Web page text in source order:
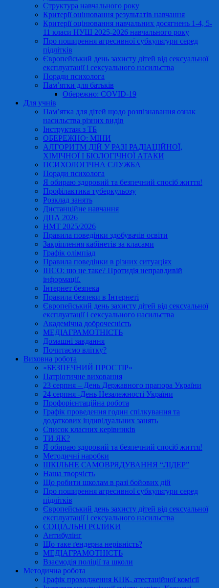
Структура навчального року
Критерії оцінювання результатів навчання
Критерії оцінювання навчальних досягнень 1-4, 5-
11 класи НУШ 2025-2026 навчального року
Про поширення агресивної субкультури серед
підлітків
Європейський день захисту дітей від сексуальної
експлуатації і сексуального насильства
Поради психолога
Пам’ятки для батьків
Обережно: COVID-19
Для учнів
Пам’ятка для дітей щодо розпізнавання ознак
насильства різних видів
Інструктаж з ТБ
ОБЕРЕЖНО: МІНИ
АЛГОРИТМ ДІЙ У РАЗІ РАДІАЦІЙНОЇ,
ХІМІЧНОЇ І БІОЛОГІЧНОЇ АТАКИ
ПСИХОЛОГІЧНА СЛУЖБА
Поради психолога
Я обираю здоровий та безпечний спосіб життя!
Профілактика туберкульозу
Розклад занять
Дистанційне навчання
ДПА 2026
НМТ 2025/2026
Правила поведінки здобувачів освіти
Закріплення кабінетів за класами
Графік олімпіад
Правила поведінки в різних ситуаціях
ІПСО: що це таке? Протидія неправдивій
інформації.
Інтернет безпека
Правила безпеки в Інтернеті
Європейський день захисту дітей від сексуальної
експлуатації і сексуального насильства
Академічна доброчесність
МЕДІАГРАМОТНІСТЬ
Домашні завдання
Почитаємо влітку?
Виховна робота
«БЕЗПЕЧНИЙ ПРОСТІР»
Патріотичне виховання
23 серпня – День Державного прапора України
24 серпня -День Незалежності України
Профорієнтаційна робота
Графік проведення годин спілкування та
додаткових індивідуальних занять
Список класних керівників
ТИ ЯК?
Я обираю здоровий та безпечний спосіб життя!
Методичні наробки
ШКІЛЬНЕ САМОВРЯДУВАННЯ “ЛІДЕР”
Наша творчість
Що робити школам в разі бойових дій
Про поширення агресивної субкультури серед
підлітків
Європейський день захисту дітей від сексуальної
експлуатації і сексуального насильства
СОЦІАЛЬНІ РОЛИКИ
Антибулінг
Що таке ґендерна нерівність?
МЕДІАГРАМОТНІСТЬ
Взаємодія поліції та школи
Методична робота
Графік проходження КПК, атестаційної комісії